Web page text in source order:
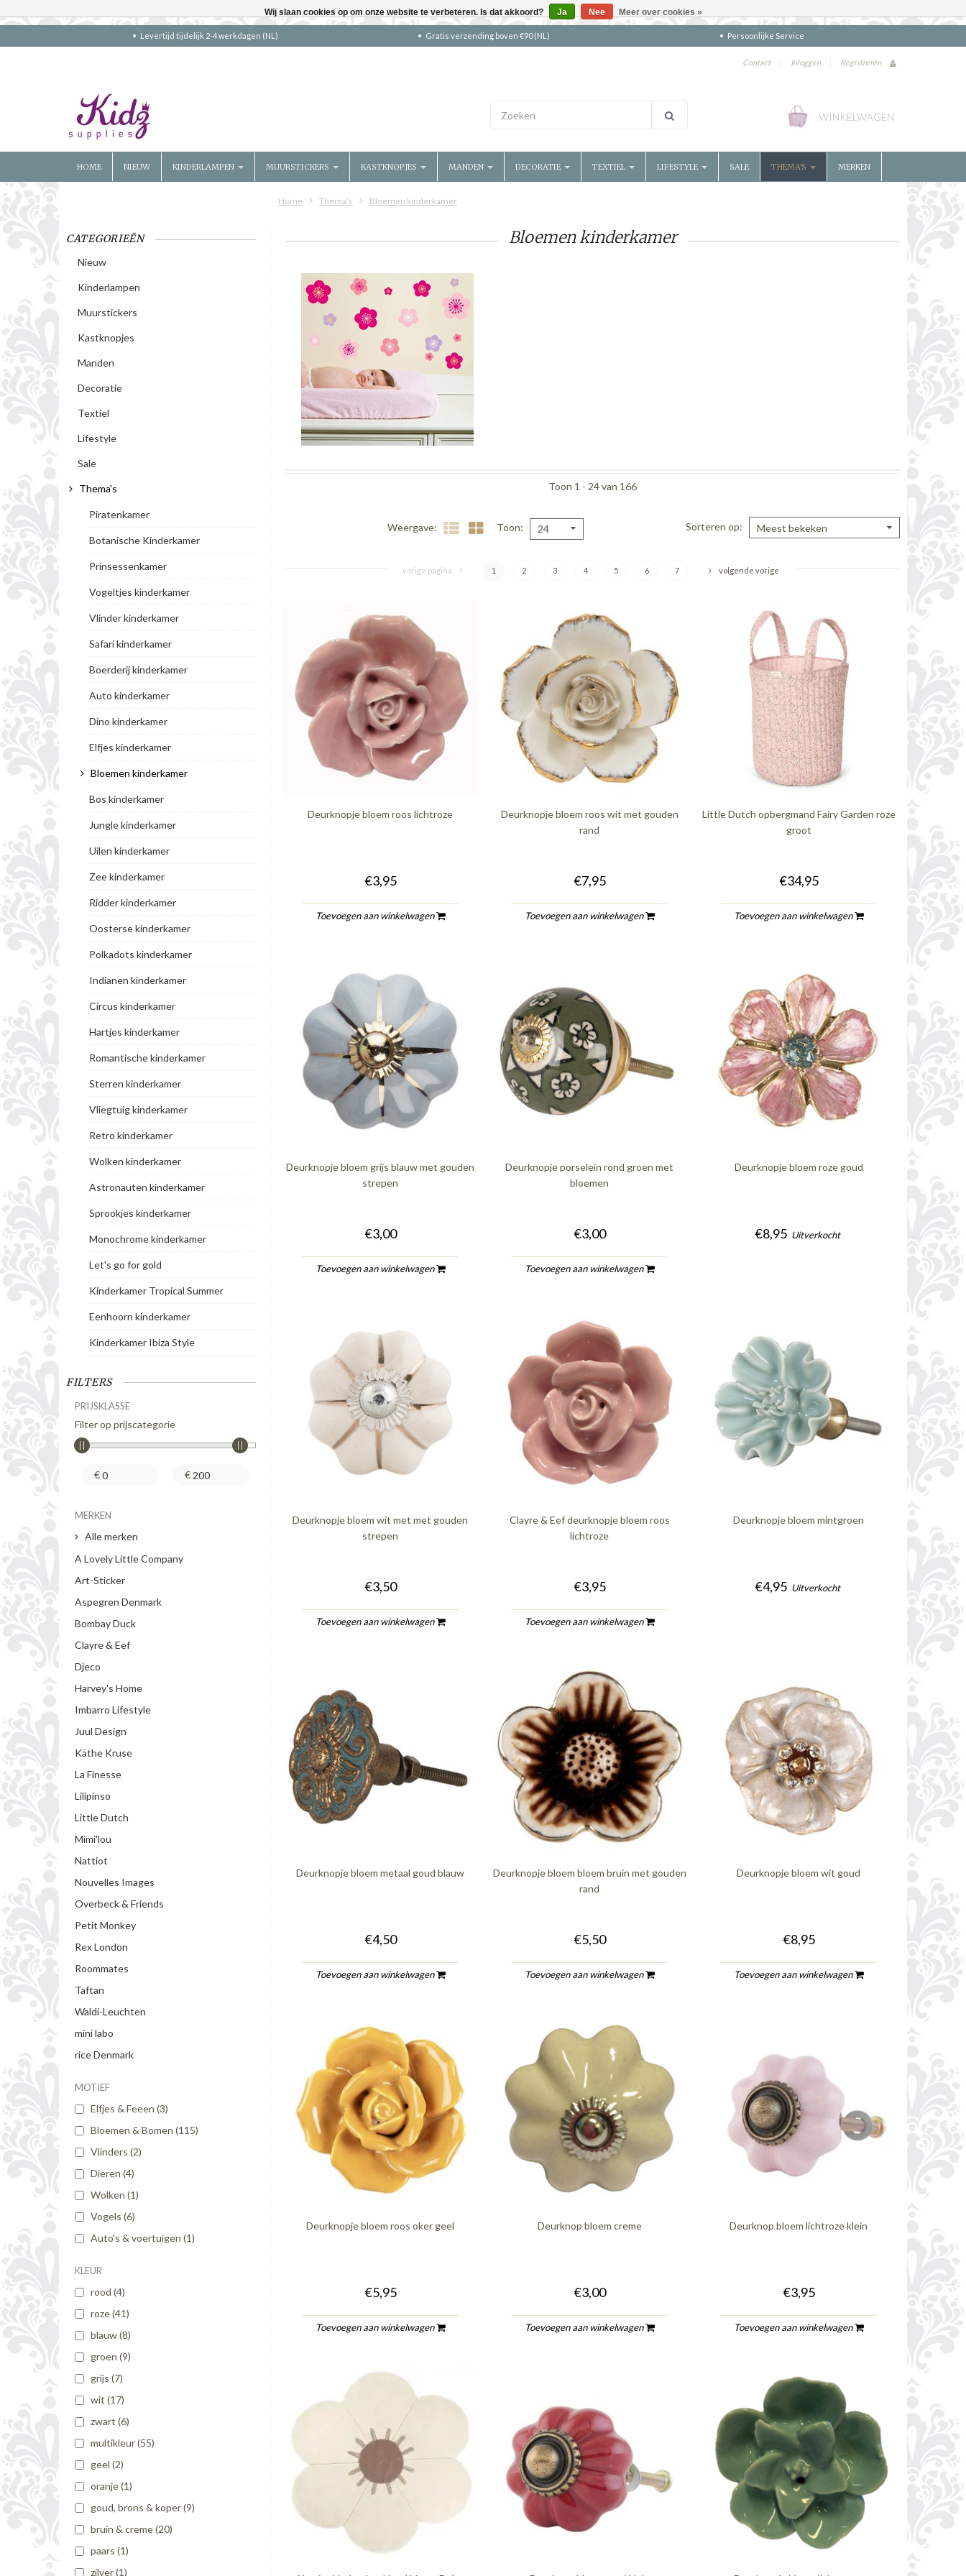
Levertijd tijdelijk 2-4 werkdagen (NL) Gratis verzending boven €90 (NL) Persoonlijke Service
Contact | Inloggen | Registreren
WINKELWAGEN
HOME NIEUW KINDERLAMPEN MUURSTICKERS KASTKNOPJES MANDEN DECORATIE TEXTIEL LIFESTYLE SALE THEMA'S MERKEN
Home Thema's Bloemen kinderkamer
CATEGORIEËN
Nieuw
Kinderlampen
Muurstickers
Kastknopjes
Manden
Decoratie
Textiel
Lifestyle
Sale
Thema's
Piratenkamer
Botanische Kinderkamer
Prinsessenkamer
Vogeltjes kinderkamer
Vlinder kinderkamer
Safari kinderkamer
Boerderij kinderkamer
Auto kinderkamer
Dino kinderkamer
Elfjes kinderkamer
Bloemen kinderkamer
Bos kinderkamer
Jungle kinderkamer
Uilen kinderkamer
Zee kinderkamer
Ridder kinderkamer
Oosterse kinderkamer
Polkadots kinderkamer
Indianen kinderkamer
Circus kinderkamer
Hartjes kinderkamer
Romantische kinderkamer
Sterren kinderkamer
Vliegtuig kinderkamer
Retro kinderkamer
Wolken kinderkamer
Astronauten kinderkamer
Sprookjes kinderkamer
Monochrome kinderkamer
Let's go for gold
Kinderkamer Tropical Summer
Eenhoorn kinderkamer
Kinderkamer Ibiza Style
FILTERS
PRIJSKLASSE
Filter op prijscategorie
€ €
MERKEN
Alle merken
A Lovely Little Company
Art-Sticker
Aspegren Denmark
Bombay Duck
Clayre & Eef
Djeco
Harvey's Home
Imbarro Lifestyle
Juul Design
Käthe Kruse
La Finesse
Lilipinso
Little Dutch
Mimi'lou
Nattiot
Nouvelles Images
Overbeck & Friends
Petit Monkey
Rex London
Roommates
Taftan
Waldi-Leuchten
mini labo
rice Denmark
MOTIEF
Elfjes & Feeen (3)
Bloemen & Bomen (115)
Vlinders (2)
Dieren (4)
Wolken (1)
Vogels (6)
Auto's & voertuigen (1)
KLEUR
rood (4)
roze(41)
blauw(8)
groen (9)
grijs (7)
wit (17)
zwart (6)
multikleur(55)
geel (2)
oranje(1)
goud, brons & koper(9)
bruin & creme(20)
paars (1)
zilver(1)
Bloemen kinderkamer
Toon 1 - 24 van 166
Weergave Toon 24 Sorteren op Meest bekeken
vorige pagina 1 2 3 4 5 6 7 volgende vorige
Deurknopje bloem roos lichtroze
€3,95
Toevoegen aan winkelwagen
Deurknopje bloem roos wit met gouden
rand
€7,95
Toevoegen aan winkelwagen
Little Dutch opbergmand Fairy Garden roze
groot
€34,95
Toevoegen aan winkelwagen
Deurknopje bloem grijs blauw met gouden
strepen
€3,00
Toevoegen aan winkelwagen
Deurknopje porselein rond groen met
bloemen
€3,00
Toevoegen aan winkelwagen
Deurknopje bloem roze goud
€8,95 Uitverkocht
Deurknopje bloem wit met met gouden
strepen
€3,50
Toevoegen aan winkelwagen
Clayre & Eef deurknopje bloem roos
lichtroze
€3,95
Toevoegen aan winkelwagen
Deurknopje bloem mintgroen
€4,95 Uitverkocht
Deurknopje bloem metaal goud blauw
€4,50
Toevoegen aan winkelwagen
Deurknopje bloem bloem bruin met gouden
rand
€5,50
Toevoegen aan winkelwagen
Deurknopje bloem wit goud
€8,95
Toevoegen aan winkelwagen
Deurknopje bloem roos oker geel
€5,95
Toevoegen aan winkelwagen
Deurknop bloem creme
€3,00
Toevoegen aan winkelwagen
Deurknop bloem lichtroze klein
€3,95
Toevoegen aan winkelwagen
Wij slaan cookies op om onze website te verbeteren. Is dat akkoord? Ja Nee Meer over cookies »